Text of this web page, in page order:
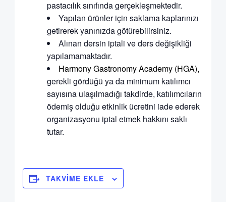
pastacılık sınıfında gerçekleşmektedir.
Yapılan ürünler için saklama kaplarınızı
getirerek yanınızda götürebilirsiniz.
Alınan dersin iptali ve ders değişikliği
yapılamamaktadır.
Harmony Gastronomy Academy (HGA),
gerekli gördüğü ya da minimum katılımcı
sayısına ulaşılmadığı takdirde, katılımcıların
ödemiş olduğu etkinlik ücretini iade ederek
organizasyonu iptal etmek hakkını saklı
tutar.
TAKVIME EKLE